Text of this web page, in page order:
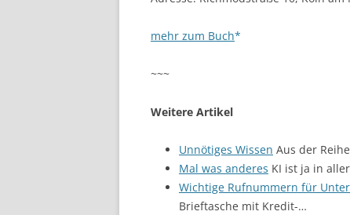
mehr zum Buch
~~~
Weitere Artikel
Unnötiges Wissen Aus der
Mal was anderes KI ist ja in
Wichtige Rufnummern für
Brieftasche mit Kredit-…